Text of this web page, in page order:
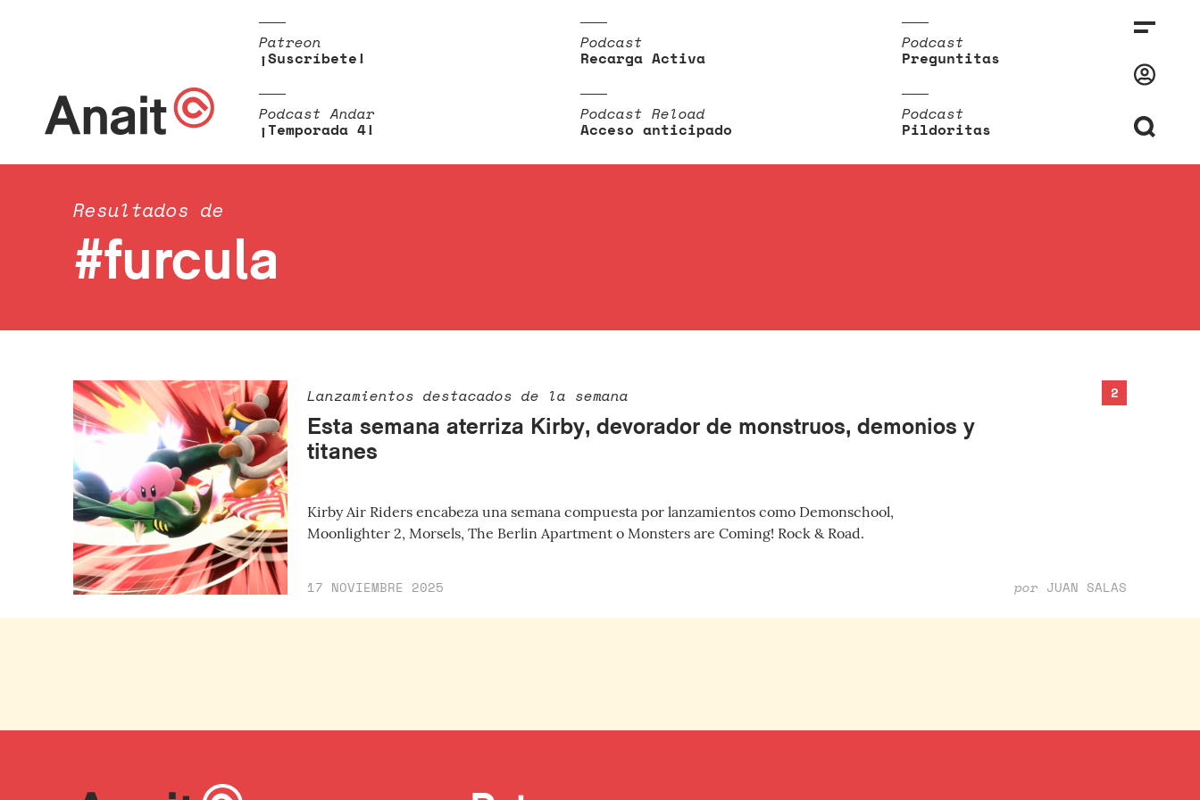
Patreon
¡Suscríbete!
Podcast
Recarga Activa
Podcast
Preguntitas
Podcast Andar
¡Temporada 4!
Podcast Reload
Acceso anticipado
Podcast
Pildoritas
Resultados de
#furcula
2
Lanzamientos destacados de la semana
Esta semana aterriza Kirby, devorador de monstruos, demonios y
titanes
Kirby Air Riders encabeza una semana compuesta por lanzamientos como Demonschool,
Moonlighter 2, Morsels, The Berlin Apartment o Monsters are Coming! Rock & Road.
17 NOVIEMBRE 2025 por JUAN SALAS